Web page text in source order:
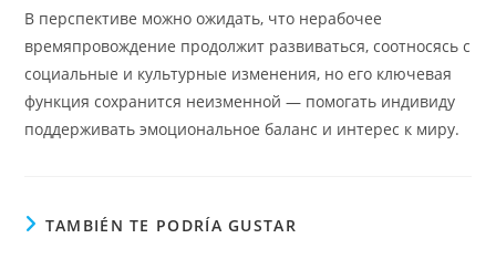
В перспективе можно ожидать, что нерабочее
времяпровождение продолжит развиваться, соотносясь с
социальные и культурные изменения, но его ключевая
функция сохранится неизменной — помогать индивиду
поддерживать эмоциональное баланс и интерес к миру.
TAMBIÉN TE PODRÍA GUSTAR